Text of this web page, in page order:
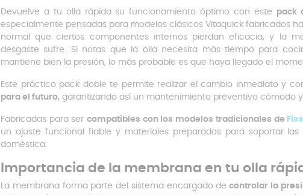
Devuelve a tu olla rápida su funcionamiento óptimo con este pack
especialmente pensadas para modelos clásicos Vitaquick fabricados
normal que ciertos componentes internos pierdan eficacia, y la
desgaste sufre. Si notas que la olla necesita más tiempo para
mantiene bien la presión, lo más probable es que haya llegado el
Este práctico pack doble te permite realizar el cambio inmediato y
para el futuro, garantizando así un mantenimiento preventivo cómodo
Fabricadas para sercompatibles con los modelos tradicionales de
un ajuste funcional fiable y materiales preparados para soportar
doméstica.
Importancia de la membrana en tu olla
La membrana forma parte del sistema encargado de controlar la